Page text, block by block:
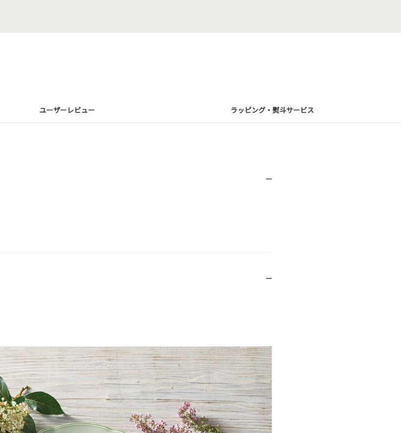
ユーザーレビュー ラッピング・熨斗サービス